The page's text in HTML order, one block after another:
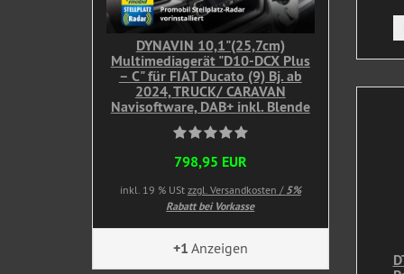
DYNAVIN 10,1"(25,7cm)
Multimediagerät "D10-DCX Plus
– C" für FIAT Ducato (9) Bj. ab
2024, TRUCK/ CARAVAN
Navisoftware, DAB+ inkl. Blende
798,95 EUR
inkl. 19 % USt zzgl. Versandkosten / 5%
Rabatt bei Vorkasse
+1 Anzeigen